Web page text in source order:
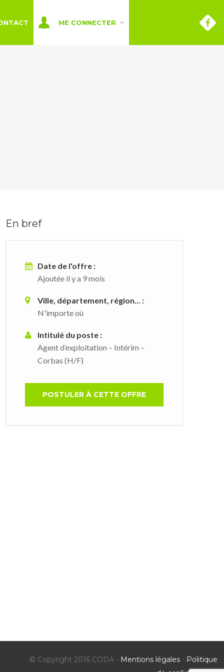
ME CONNECTER
En bref
Date de l'offre :
Ajoutée il y a 9 mois
Ville, département, région... :
N'importe où
Intitulé du poste :
Agent d’exploitation – Intérim –
Corbas (H/F)
POSTULER À CETTE OFFRE
© Copyright 2016 CODA - Mentions légales - Politique